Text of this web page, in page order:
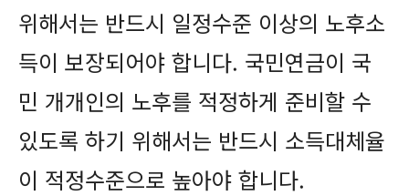
위해서는 반드시 일정수준 이상의 노후소
득이 보장되어야 합니다. 국민연금이 국
민 개개인의 노후를 적정하게 준비할 수
있도록 하기 위해서는 반드시 소득대체율
이 적정수준으로 높아야 합니다.